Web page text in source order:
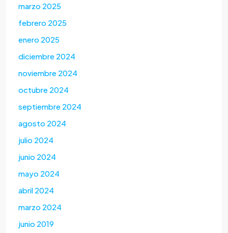
marzo 2025
febrero 2025
enero 2025
diciembre 2024
noviembre 2024
octubre 2024
septiembre 2024
agosto 2024
julio 2024
junio 2024
mayo 2024
abril 2024
marzo 2024
junio 2019